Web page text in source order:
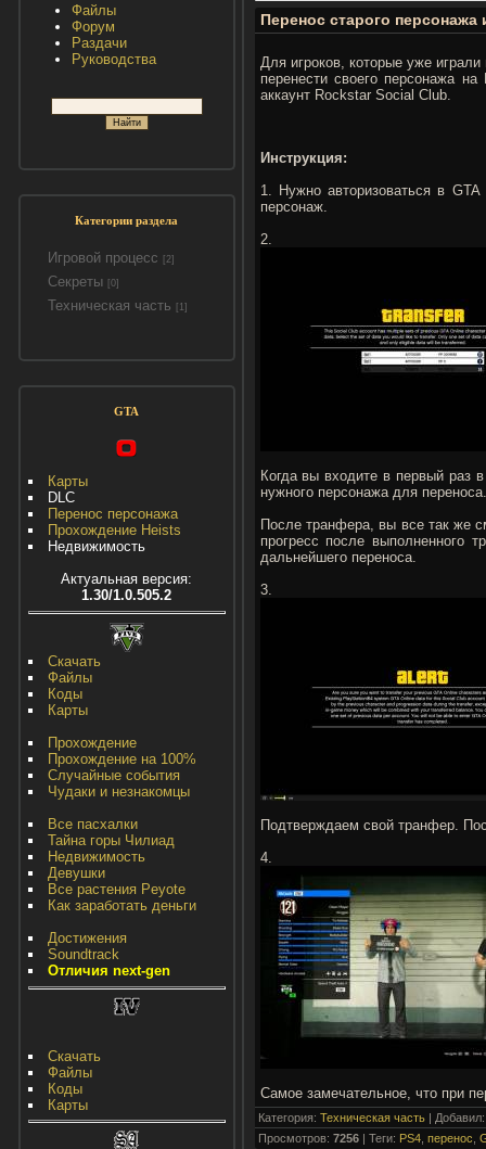
Файлы
Форум
Раздачи
Руководства
Категории раздела
Игровой процесс [2]
Секреты [0]
Техническая часть [1]
GTA
Карты
DLC
Перенос персонажа
Прохождение Heists
Недвижимость
Актуальная версия:
1.30/1.0.505.2
Скачать
Файлы
Коды
Карты
Прохождение
Прохождение на 100%
Случайные события
Чудаки и незнакомцы
Все пасхалки
Тайна горы Чилиад
Недвижимость
Девушки
Все растения Peyote
Как заработать деньги
Достижения
Soundtrack
Отличия next-gen
Скачать
Файлы
Коды
Карты
Перенос старого персонажа
Для игроков, которые уже
перенести своего персонажа
аккаунт Rockstar Social Club.
Инструкция:
1. Нужно авторизоваться в
персонаж.
2.
Когда вы входите в первый раз
нужного персонажа для
После транфера, вы все так же
прогресс после выполненного
дальнейшего переноса.
3.
Подтверждаем свой транфер.
4.
Самое замечательное, что при
Категория: Техническая часть| Добавил
Просмотров: 7256| Теги: PS4, перенос